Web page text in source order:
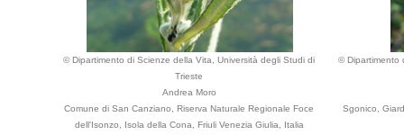
© Dipartimento di Scienze della Vita, Università degli Studi di
Trieste
Andrea Moro
Comune di San Canziano, Riserva Naturale Regionale Foce
dell'Isonzo, Isola della Cona, Friuli Venezia Giulia, Italia
© Dipartimento
Sgonico,